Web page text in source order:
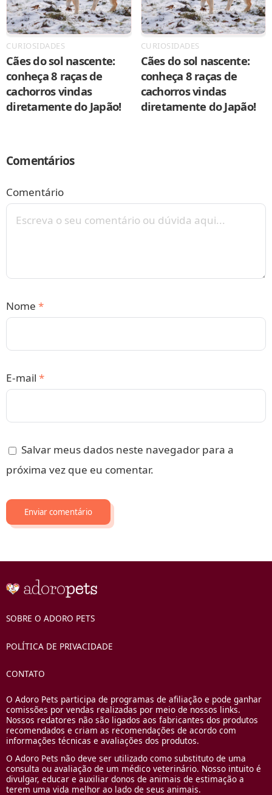
CURIOSIDADES
Cães do sol nascente:
conheça 8 raças de
cachorros vindas
diretamente do Japão!
CURIOSIDADES
Cães do sol nascente:
conheça 8 raças de
cachorros vindas
diretamente do Japão!
Comentários
Comentário
Nome *
E-mail *
Salvar meus dados neste navegador para a
próxima vez que eu comentar.
SOBRE O ADORO PETS
POLÍTICA DE PRIVACIDADE
CONTATO
O Adoro Pets participa de programas de afiliação e pode ganhar
comissões por vendas realizadas por meio de nossos links.
Nossos redatores não são ligados aos fabricantes dos produtos
recomendados e criam as recomendações de acordo com
informações técnicas e avaliações dos produtos.
O Adoro Pets não deve ser utilizado como substituto de uma
consulta ou avaliação de um médico veterinário. Nosso intuito é
divulgar, educar e auxiliar donos de animais de estimação a
terem uma vida melhor ao lado de seus animais.